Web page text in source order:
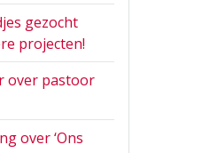
gezocht
projecten!
over pastoor
over ‘Ons